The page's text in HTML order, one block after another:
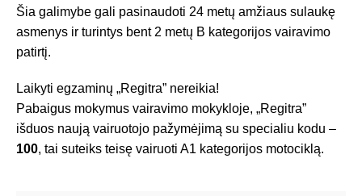
Šia galimybe gali pasinaudoti 24 metų amžiaus sulaukę
asmenys ir turintys bent 2 metų B kategorijos vairavimo
patirtį.
Laikyti egzaminų „Regitra” nereikia!
Pabaigus mokymus vairavimo mokykloje, „Regitra”
išduos naują vairuotojo pažymėjimą su specialiu kodu –
100, tai suteiks teisę vairuoti A1 kategorijos motociklą.